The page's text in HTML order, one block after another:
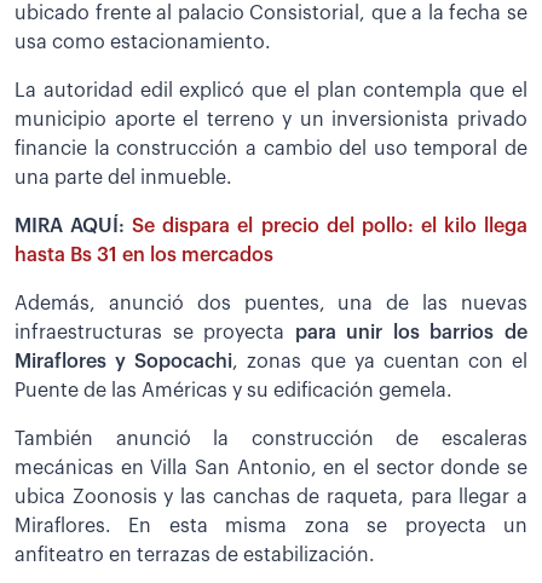
ubicado frente al palacio Consistorial, que a la fecha se
usa como estacionamiento.
La autoridad edil explicó que el plan contempla que el
municipio aporte el terreno y un inversionista privado
financie la construcción a cambio del uso temporal de
una parte del inmueble.
MIRA AQUÍ:Se dispara el precio del pollo: el kilo llega
hasta Bs 31 en los mercados
Además, anunció dos puentes, una de las nuevas
infraestructuras se proyecta para unir los barrios de
Miraflores y Sopocachi, zonas que ya cuentan con el
Puente de las Américas y su edificación gemela.
También anunció la construcción de escaleras
mecánicas en Villa San Antonio, en el sector donde se
ubica Zoonosis y las canchas de raqueta, para llegar a
Miraflores. En esta misma zona se proyecta un
anfiteatro en terrazas de estabilización.